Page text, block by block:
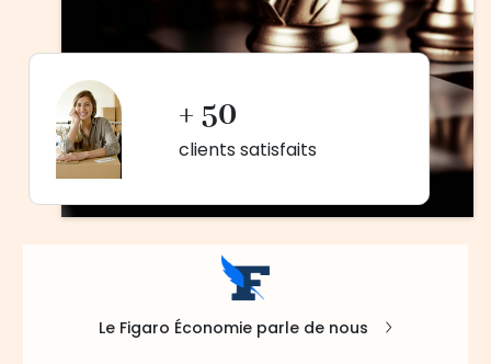
+ 50
clients satisfaits
Le Figaro Économie parle de nous